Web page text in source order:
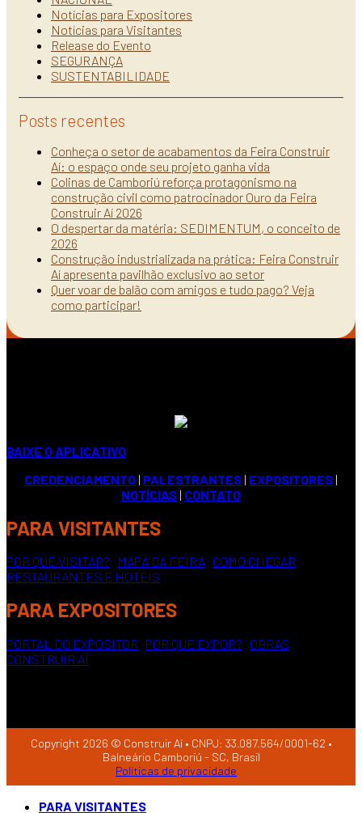
Notícias para Expositores
Notícias para Visitantes
Release do Evento
SEGURANÇA
SUSTENTABILIDADE
Posts recentes
Conheça o setor de acabamentos da Feira Construir
Aí: o espaço onde seu projeto ganha vida
Colinas de Camboriú reforça protagonismo na
construção civil como patrocinador Ouro da Feira
Construir Aí 2026
O despertar da matéria: SEDIMENTUM, o conceito de
2026
Construção industrializada na prática: Feira Construir
Aí apresenta pavilhão exclusivo ao setor
Quer voar de balão com amigos e tudo pago? Veja
como participar!
BAIXE O APLICATIVO
CREDENCIAMENTO | PALESTRANTES | EXPOSITORES |
NOTÍCIAS | CONTATO
PARA VISITANTES
POR QUE VISITAR? MAPA DA FEIRA COMO CHEGAR
RESTAURANTES E HOTÉIS
PARA EXPOSITORES
PORTAL DO EXPOSITOR POR QUE EXPOR? OBRAS
CONSTRUIR AÍ
Copyright 2026 © Construir Aí • CNPJ: 33.087.564/0001-62 •
Balneário Camboriú - SC, Brasil
Políticas de privacidade
PARA VISITANTES